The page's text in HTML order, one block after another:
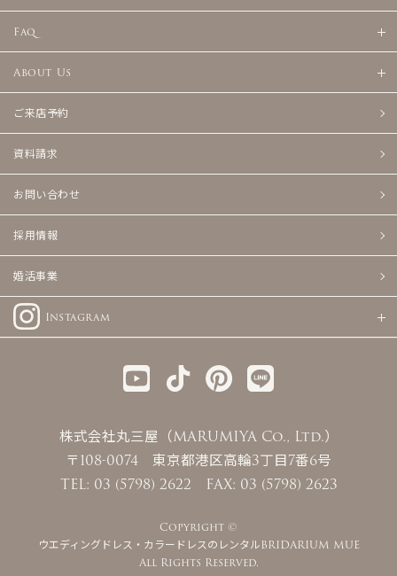
Faq
About Us
ご来店予約
資料請求
お問い合わせ
採用情報
婚活事業
Instagram
株式会社丸三屋（MARUMIYA Co., Ltd.）
〒108-0074 東京都港区高輪3丁目7番6号
TEL: 03 (5798) 2622 FAX: 03 (5798) 2623
Copyright ©
ウエディングドレス・カラードレスのレンタルBRIDARIUM MUE
All Rights Reserved.